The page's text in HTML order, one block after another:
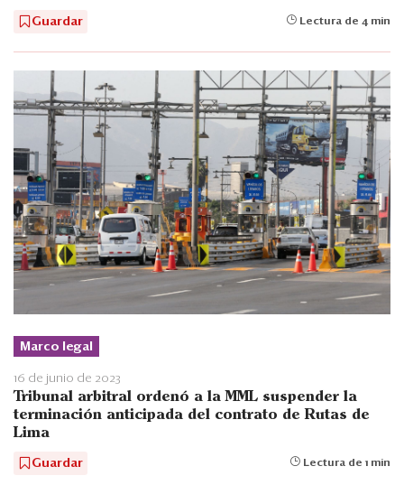
Guardar Lectura de 4 min
Marco legal
16 de junio de 2023
Tribunal arbitral ordenó a la MML suspender la
terminación anticipada del contrato de Rutas de
Lima
Guardar Lectura de 1 min